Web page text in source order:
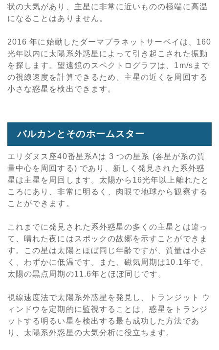
状の大気があり、主星に非常に近いものの極端に高温
になることはありません。
2016 年に始動したダーマプラネットサーベイは、160
光年以内に太陽系外惑星によって引き起こされた振動
を探します。望遠鏡のスペクトログラフは、1m/sまで
の視線速度を計算できるため、主星の近くを周回する
小さな惑星を検出できます。
バルカンとそのホームスター
エリダヌス座40番星系Aは 3 つの星系 (各星が系の質
量中心を周回する) であり、新しく発見された系外惑
星は主星を周回します。太陽から16光年以上離れたと
ころにあり、非常に明るく、肉眼で地球から観察する
ことができます。
これまでに発見された系外惑星の多くの主星とは違っ
て、晴れた夜にはスポックの故郷を示すことができま
す。この星は太陽とほぼ同じ年齢ですが、質量は小さ
く、わずかに低温です。また、磁気周期は10.1年で、
太陽の黒点周期の11.6年とほぼ同じです。
視線速度法で太陽系外惑星を発見し、トランジット ウ
ィンドウを定期的に監視することは、惑星をトランジ
ットする明るい星を検出する最も成功した方法であ
り、太陽系外惑星の大気分析に役立ちます。